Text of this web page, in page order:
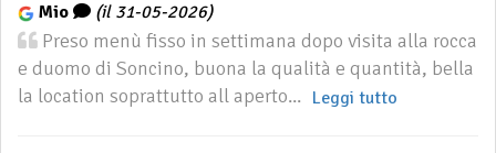
Mio (il 31-05-2026)
Preso menù fisso in settimana dopo visita alla rocca
e duomo di Soncino, buona la qualità e quantità, bella
la location soprattutto all aperto... Leggi tutto